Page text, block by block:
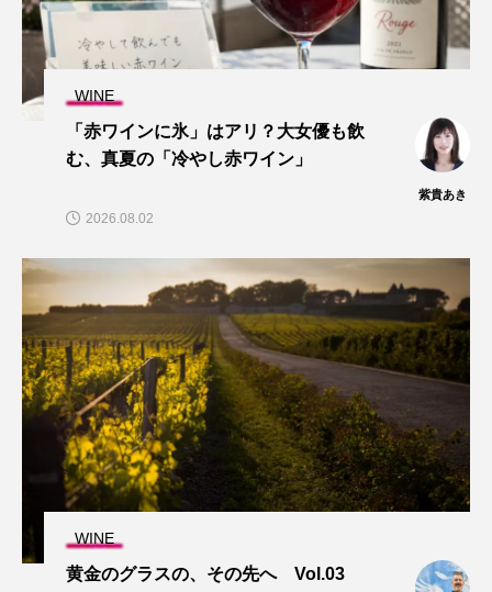
WINE
「赤ワインに氷」はアリ？大女優も飲
む、真夏の「冷やし赤ワイン」
紫貴あき
2026.08.02
WINE
黄金のグラスの、その先へ Vol.03